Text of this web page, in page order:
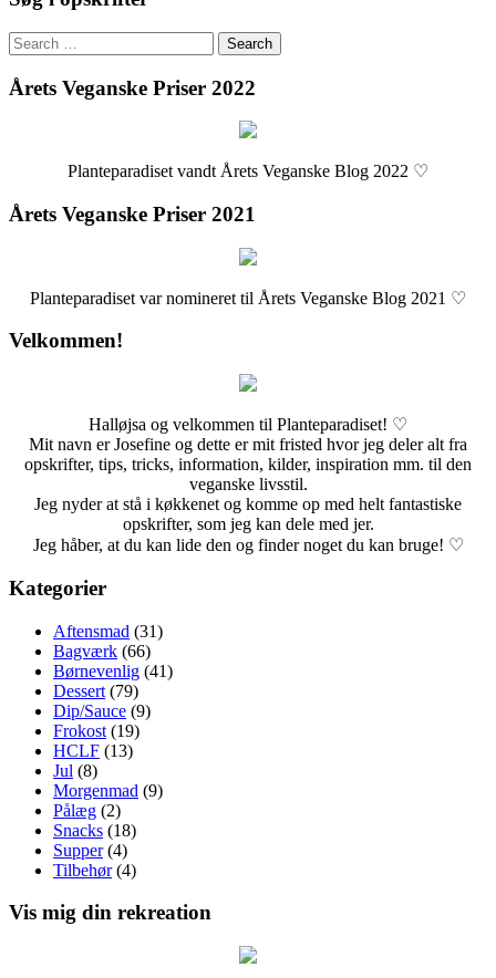
Search
for:
Årets Veganske Priser 2022
Planteparadiset vandt Årets Veganske Blog 2022 ♡
Årets Veganske Priser 2021
Planteparadiset var nomineret til Årets Veganske Blog 2021 ♡
Velkommen!
Halløjsa og velkommen til Planteparadiset! ♡
Mit navn er Josefine og dette er mit fristed hvor jeg deler alt fra
opskrifter, tips, tricks, information, kilder, inspiration mm. til den
veganske livsstil.
Jeg nyder at stå i køkkenet og komme op med helt fantastiske
opskrifter, som jeg kan dele med jer.
Jeg håber, at du kan lide den og finder noget du kan bruge! ♡
Kategorier
Aftensmad (31)
Bagværk (66)
Børnevenlig (41)
Dessert (79)
Dip/Sauce (9)
Frokost (19)
HCLF (13)
Jul (8)
Morgenmad (9)
Pålæg (2)
Snacks (18)
Supper(4)
Tilbehør(4)
Vis mig din rekreation